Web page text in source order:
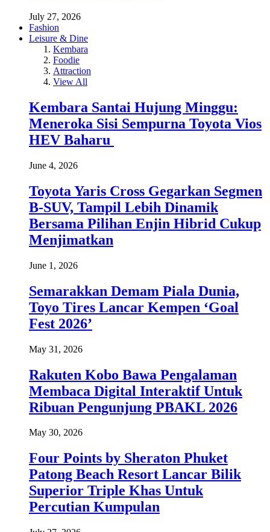
July 27, 2026
Fashion
Leisure & Dine
Kembara
Foodie
Attraction
View All
Kembara Santai Hujung Minggu:
Meneroka Sisi Sempurna Toyota Vios
HEV Baharu
June 4, 2026
Toyota Yaris Cross Gegarkan Segmen
B-SUV, Tampil Lebih Dinamik
Bersama Pilihan Enjin Hibrid Cukup
Menjimatkan
June 1, 2026
Semarakkan Demam Piala Dunia,
Toyo Tires Lancar Kempen ‘Goal
Fest 2026’
May 31, 2026
Rakuten Kobo Bawa Pengalaman
Membaca Digital Interaktif Untuk
Ribuan Pengunjung PBAKL 2026
May 30, 2026
Four Points by Sheraton Phuket
Patong Beach Resort Lancar Bilik
Superior Triple Khas Untuk
Percutian Kumpulan